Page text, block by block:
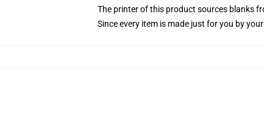
The printer of this product sources blanks
Since every item is made just for you by